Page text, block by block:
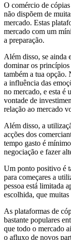
O comércio de
não dispõem de
mercado. Estas
mercado com um
a preparação.
Além disso, se ainda
dominar os princípios
também a tua opção.
a influência das
no mercado, e esta é
vontade de
relação ao mercado
Além disso, a
acções dos
tempo gasto é
negociação e fazer
Um ponto positivo é
para começares a
pessoa está limitada
escolhida, que
As plataformas de
bastante populares
que todo o mercado
o afluxo de novos